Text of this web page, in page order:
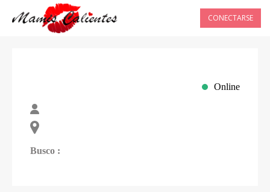
CONECTARSE
Online
Busco :